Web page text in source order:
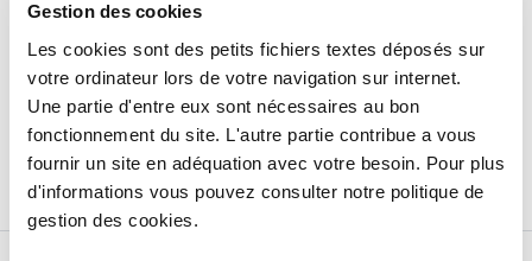
Gestion des cookies
Les cookies sont des petits fichiers textes déposés sur
votre ordinateur lors de votre navigation sur internet.
Une partie d'entre eux sont nécessaires au bon
fonctionnement du site. L'autre partie contribue a vous
fournir un site en adéquation avec votre besoin. Pour plus
d'informations vous pouvez consulter notre politique de
gestion des cookies.
AJOUTER AU PANIER
Retours et échanges jusqu'à 90 jours
En savoir plus